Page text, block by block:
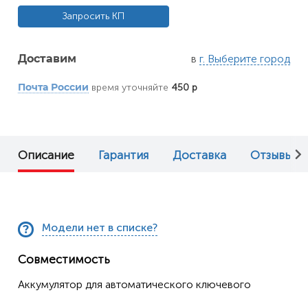
Запросить КП
Доставим в г. Выберите город
Почта России время уточняйте 450 р
Описание Гарантия Доставка Отзывы (0)
Модели нет в списке?
Совместимость
Аккумулятор для автоматического ключевого